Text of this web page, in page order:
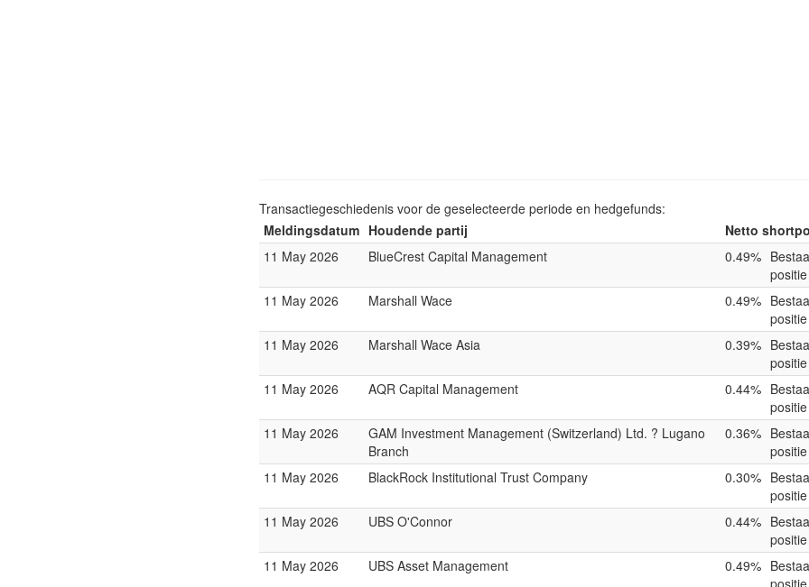
Transactiegeschiedenis voor de geselecteerde periode en hedgefunds:
Meldingsdatum Houdende partij
Netto
11 May 2026
BlueCrest Capital Management 0.49%
positie
11 May 2026
Marshall Wace 0.49%
positie
11 May 2026
Marshall Wace Asia 0.39%
positie
11 May 2026
AQR Capital Management 0.44%
positie
11 May 2026
GAM Investment Management (Switzerland) Ltd. ? Lugano
Branch
0.36%
positie
11 May 2026
BlackRock Institutional Trust Company 0.30%
positie
11 May 2026
UBS O'Connor 0.44%
positie
11 May 2026
UBS Asset Management 0.49%
positie